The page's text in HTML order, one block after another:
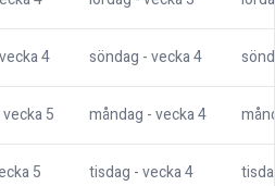
4 söndag - vecka4
vecka5 måndag - vecka4
5 tisdag - vecka4